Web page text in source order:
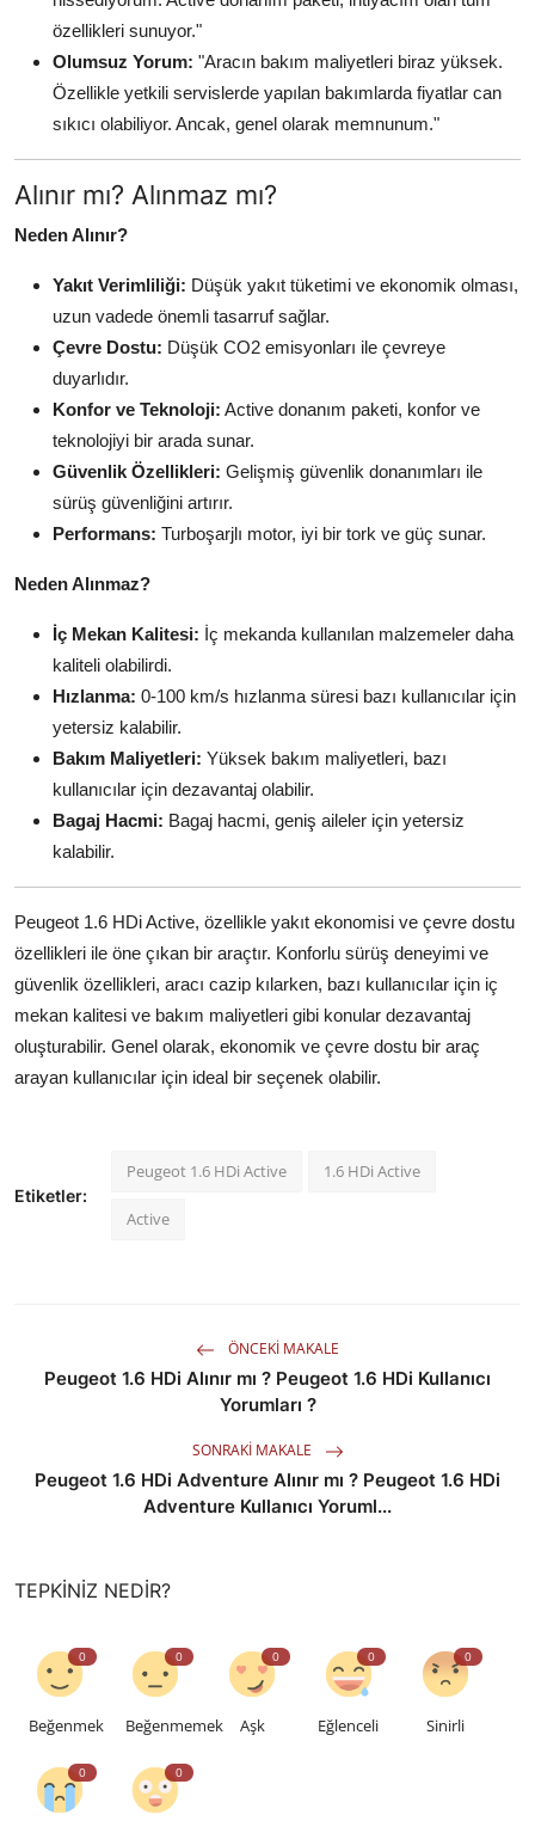
özellikleri sunuyor."
Olumsuz Yorum: "Aracın bakım maliyetleri biraz yüksek.
Özellikle yetkili servislerde yapılan bakımlarda fiyatlar can
sıkıcı olabiliyor. Ancak, genel olarak memnunum."
Alınır mı? Alınmaz mı?
Neden Alınır?
Yakıt Verimliliği: Düşük yakıt tüketimi ve ekonomik olması,
uzun vadede önemli tasarruf sağlar.
Çevre Dostu: Düşük CO2 emisyonları ile çevreye
duyarlıdır.
Konfor ve Teknoloji: Active donanım paketi, konfor ve
teknolojiyi bir arada sunar.
Güvenlik Özellikleri: Gelişmiş güvenlik donanımları ile
sürüş güvenliğini artırır.
Performans: Turboşarjlı motor, iyi bir tork ve güç sunar.
Neden Alınmaz?
İç Mekan Kalitesi: İç mekanda kullanılan malzemeler daha
kaliteli olabilirdi.
Hızlanma: 0-100 km/s hızlanma süresi bazı kullanıcılar için
yetersiz kalabilir.
Bakım Maliyetleri: Yüksek bakım maliyetleri, bazı
kullanıcılar için dezavantaj olabilir.
Bagaj Hacmi: Bagaj hacmi, geniş aileler için yetersiz
kalabilir.
Peugeot 1.6 HDi Active, özellikle yakıt ekonomisi ve çevre dostu
özellikleri ile öne çıkan bir araçtır. Konforlu sürüş deneyimi ve
güvenlik özellikleri, aracı cazip kılarken, bazı kullanıcılar için iç
mekan kalitesi ve bakım maliyetleri gibi konular dezavantaj
oluşturabilir. Genel olarak, ekonomik ve çevre dostu bir araç
arayan kullanıcılar için ideal bir seçenek olabilir.
Etiketler:
Peugeot 1.6 HDi Active 1.6 HDi Active
Active
ÖNCEKI MAKALE
Peugeot 1.6 HDi Alınır mı ? Peugeot 1.6 HDi Kullanıcı
Yorumları ?
SONRAKI MAKALE
Peugeot 1.6 HDi Adventure Alınır mı ? Peugeot 1.6 HDi
Adventure Kullanıcı Yoruml...
TEPKINIZ NEDIR?
0
Beğenmek
0
Beğenmemek
0
Aşk
0
Eğlenceli
0
Sinirli
0 0